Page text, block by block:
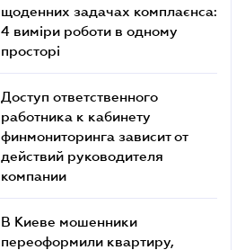
щоденних задачах комплаєнса:
4 виміри роботи в одному
просторі
Доступ ответственного
работника к кабинету
финмониторинга зависит от
действий руководителя
компании
В Киеве мошенники
переоформили квартиру,